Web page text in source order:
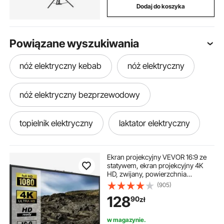
Dodaj do koszyka
Powiązane wyszukiwania
nóż elektryczny kebab nóż elektryczny
nóż elektryczny bezprzewodowy
topielnik elektryczny laktator elektryczny
jaki wkrętak elektryczny
hot pot elektryczny
Ekran projekcyjny VEVOR 16:9 ze
statywem, ekran projekcyjny 4K
HD, zwijany, powierzchnia
projekcyjna 133x76 cm, ściana
prezentacyjna, regulowana
wysokość od 200 do 250 cm,
idealny do kina domowego,
konferencji, wesel, szkoleń, kursów
(905)
12890zł
w magazynie.